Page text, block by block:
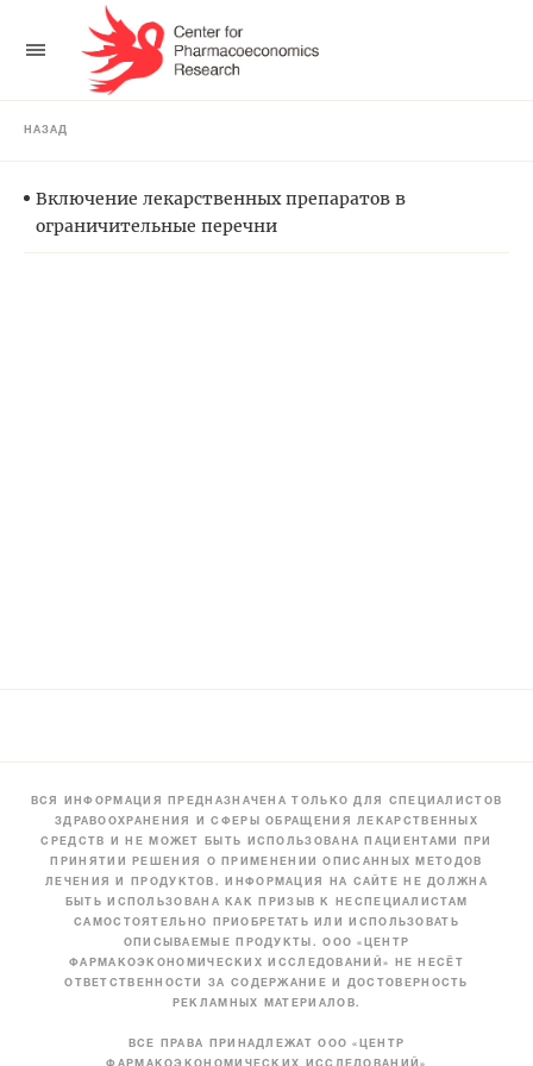
НАЗАД
Включение лекарственных препаратов в
ограничительные перечни
ВСЯ ИНФОРМАЦИЯ ПРЕДНАЗНАЧЕНА ТОЛЬКО ДЛЯ СПЕЦИАЛИСТОВ
ЗДРАВООХРАНЕНИЯ И СФЕРЫ ОБРАЩЕНИЯ ЛЕКАРСТВЕННЫХ
СРЕДСТВ И НЕ МОЖЕТ БЫТЬ ИСПОЛЬЗОВАНА ПАЦИЕНТАМИ ПРИ
ПРИНЯТИИ РЕШЕНИЯ О ПРИМЕНЕНИИ ОПИСАННЫХ МЕТОДОВ
ЛЕЧЕНИЯ И ПРОДУКТОВ. ИНФОРМАЦИЯ НА САЙТЕ НЕ ДОЛЖНА
БЫТЬ ИСПОЛЬЗОВАНА КАК ПРИЗЫВ К НЕСПЕЦИАЛИСТАМ
САМОСТОЯТЕЛЬНО ПРИОБРЕТАТЬ ИЛИ ИСПОЛЬЗОВАТЬ
ОПИСЫВАЕМЫЕ ПРОДУКТЫ. ООО «ЦЕНТР
ФАРМАКОЭКОНОМИЧЕСКИХ ИССЛЕДОВАНИЙ» НЕ НЕСЁТ
ОТВЕТСТВЕННОСТИ ЗА СОДЕРЖАНИЕ И ДОСТОВЕРНОСТЬ
РЕКЛАМНЫХ МАТЕРИАЛОВ.
ВСЕ ПРАВА ПРИНАДЛЕЖАТ ООО «ЦЕНТР